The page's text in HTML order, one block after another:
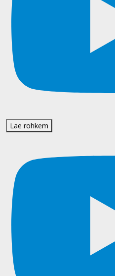
Lae rohkem